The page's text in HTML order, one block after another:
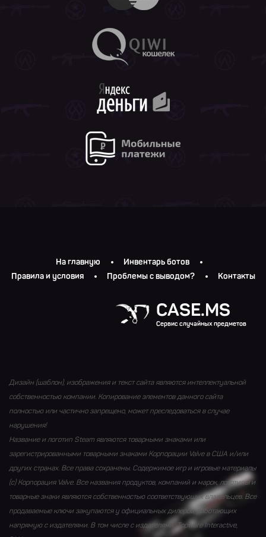
На главную
Инвентарь ботов
Правила и условия
Проблемы с выводом? Контакты
CASE.MS
Сервис случайных предметов
Дизайн (шаблон), изображения и текст сайта являются интеллектуальной
собственностью компании. Копирование элементов данного сайта
полностью или частично запрещено, может преследоваться в случае
нарушения!
Название и логотип Steam являются товарными знаками или
зарегистрированными товарными знаками Корпорации Valve в США и/или
других странах. Все права сохранены. Содержимое игр и игровые материалы
(с) Корпорация Valve. Все названия продуктов, компаний и марок, логотипы и
товарные знаки являются собственностью соответствующих владельцев. Все
продаваемые ключи закупаются у официальных дилеров, работающих
напрямую с издателями. В том числе с издателями: Topware Interactive,